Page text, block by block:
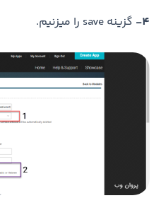
4- گزینه save را میزنیم.